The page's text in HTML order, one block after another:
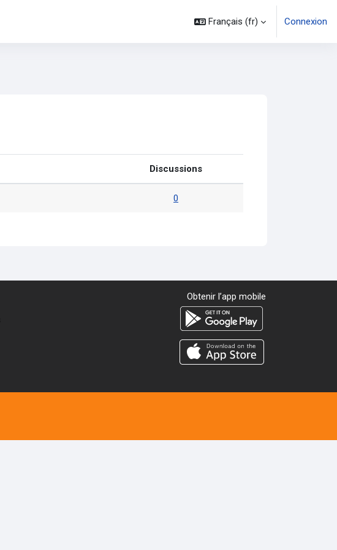
Français ‎(fr)‎ Connexion
Discussions
0
Obtenir l’app mobile